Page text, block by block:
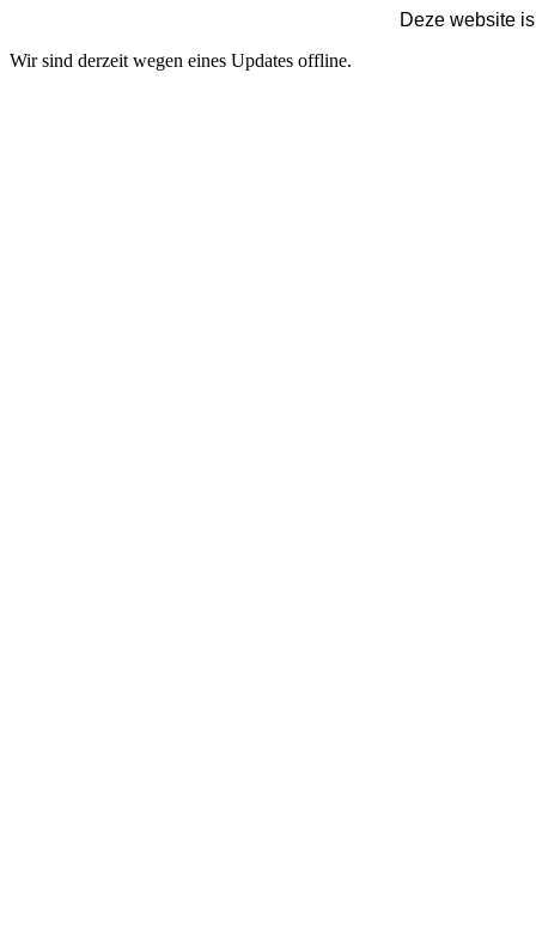
Deze website
Wir sind derzeit wegen eines Updates offline.